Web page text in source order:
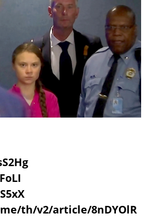
th/v2/article/8nDYOlR